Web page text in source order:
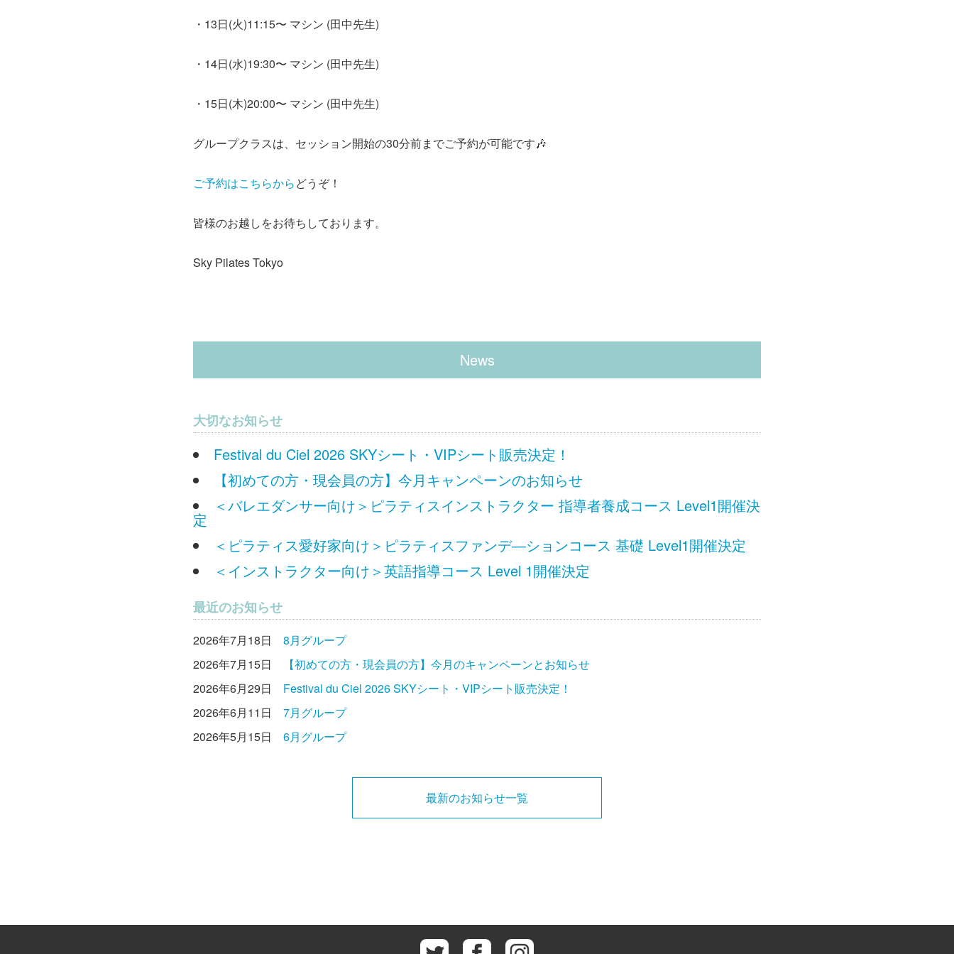
・13日(火)11:15〜 マシン (田中先生)
・14日(水)19:30〜 マシン (田中先生)
・15日(木)20:00〜 マシン (田中先生)
グループクラスは、セッション開始の30分前までご予約が可能です🎶
ご予約はこちらからどうぞ！
皆様のお越しをお待ちしております。
Sky Pilates Tokyo
News
大切なお知らせ
Festival du Ciel 2026 SKYシート・VIPシート販売決定！
【初めての方・現会員の方】今月キャンペーンのお知らせ
＜バレエダンサー向け＞ピラティスインストラクター 指導者養成コース Level1開催決
定
＜ピラティス愛好家向け＞ピラティスファンデ―ションコース 基礎 Level1開催決定
＜インストラクター向け＞英語指導コース Level 1開催決定
最近のお知らせ
2026年7月18日
8月グループ
2026年7月15日
【初めての方・現会員の方】今月のキャンペーンとお知らせ
2026年6月29日
Festival du Ciel 2026 SKYシート・VIPシート販売決定！
2026年6月11日
7月グループ
2026年5月15日
6月グループ
最新のお知らせ一覧